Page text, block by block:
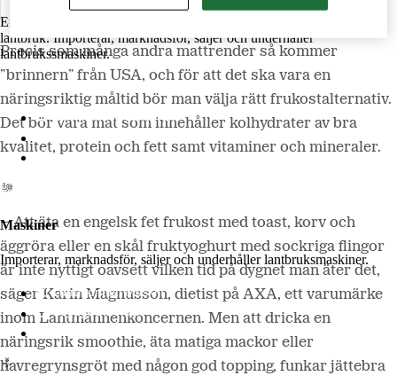
Erbjuder produkter och tjänster för ett starkt och konkurrenskraftigt
lantbruk. Importerar, marknadsför, säljer och underhåller
lantbrukssmaskiner.
Lantmännen Lantbruk
Odla
Maskiner
Importerar, marknadsför, säljer och underhåller lantbruksmaskiner.
Lantmännen Maskin
Begagnatbörsen
Pressmeddelande
Precis som många andra mattrender så kommer
”brinnern” från USA, och för att det ska vara en
näringsriktig måltid bör man välja rätt frukostalternativ.
Det bör vara mat som innehåller kolhydrater av bra
kvalitet, protein och fett samt vitaminer och mineraler.
– Att äta en engelsk fet frukost med toast, korv och
äggröra eller en skål fruktyoghurt med sockriga flingor
är inte nyttigt oavsett vilken tid på dygnet man äter det,
säger Karin Magnusson, dietist på AXA, ett varumärke
inom Lantmännenkoncernen. Men att dricka en
näringsrik smoothie, äta matiga mackor eller
havregrynsgröt med någon god topping, funkar jättebra